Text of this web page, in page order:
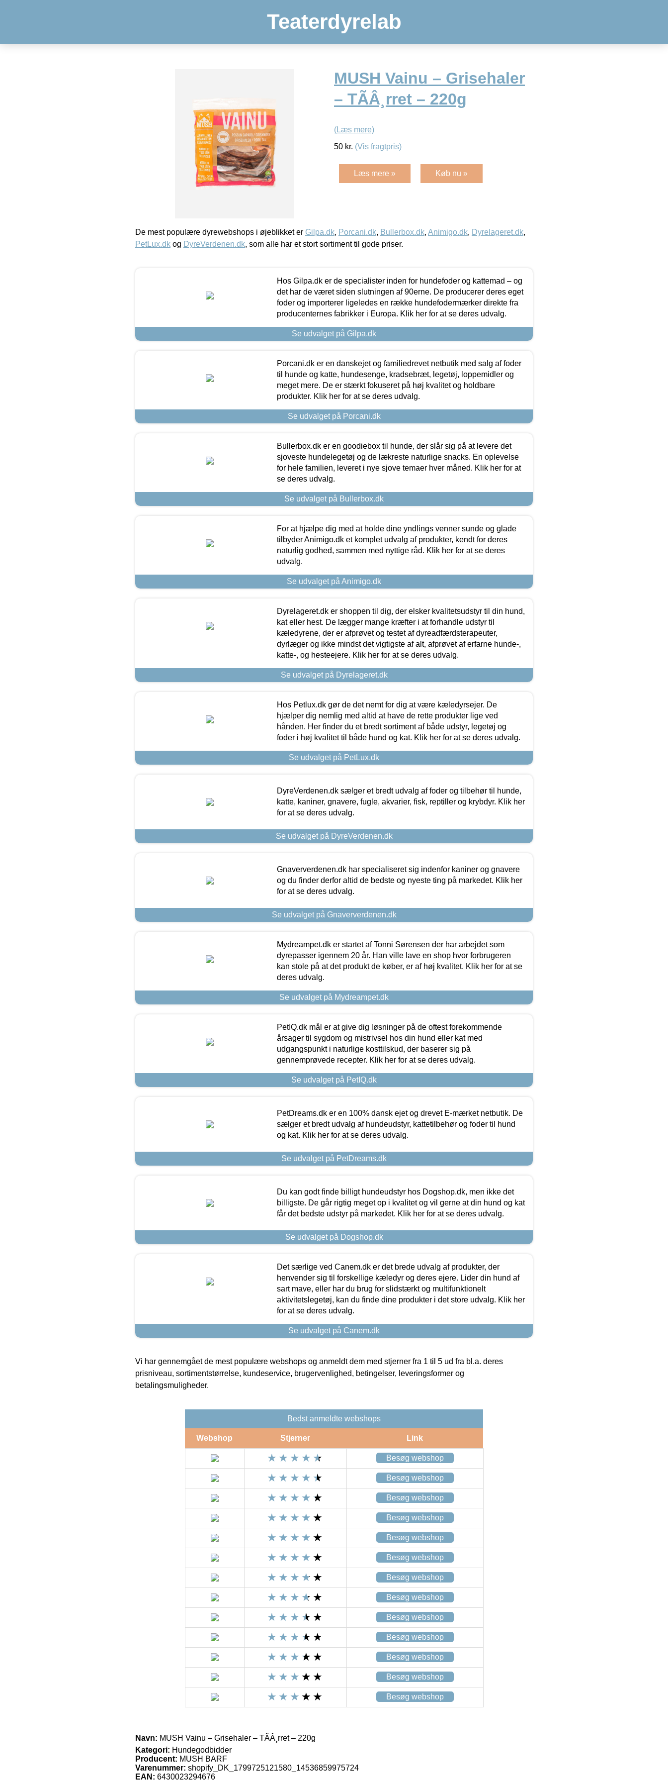
Teaterdyrelab
MUSH Vainu – Grisehaler
– TÃÂ¸rret – 220g
(Læs mere)
50 kr. (Vis fragtpris)
Læs mere » Køb nu »
De mest populære dyrewebshops i øjeblikket er Gilpa.dk, Porcani.dk, Bullerbox.dk, Animigo.dk, Dyrelageret.dk,
PetLux.dk og DyreVerdenen.dk, som alle har et stort sortiment til gode priser.
Hos Gilpa.dk er de specialister inden for hundefoder og kattemad – og
det har de været siden slutningen af 90erne. De producerer deres eget
foder og importerer ligeledes en række hundefodermærker direkte fra
producenternes fabrikker i Europa. Klik her for at se deres udvalg.
Se udvalget på Gilpa.dk
Porcani.dk er en danskejet og familiedrevet netbutik med salg af foder
til hunde og katte, hundesenge, kradsebræt, legetøj, loppemidler og
meget mere. De er stærkt fokuseret på høj kvalitet og holdbare
produkter. Klik her for at se deres udvalg.
Se udvalget på Porcani.dk
Bullerbox.dk er en goodiebox til hunde, der slår sig på at levere det
sjoveste hundelegetøj og de lækreste naturlige snacks. En oplevelse
for hele familien, leveret i nye sjove temaer hver måned. Klik her for at
se deres udvalg.
Se udvalget på Bullerbox.dk
For at hjælpe dig med at holde dine yndlings venner sunde og glade
tilbyder Animigo.dk et komplet udvalg af produkter, kendt for deres
naturlig godhed, sammen med nyttige råd. Klik her for at se deres
udvalg.
Se udvalget på Animigo.dk
Dyrelageret.dk er shoppen til dig, der elsker kvalitetsudstyr til din hund,
kat eller hest. De lægger mange kræfter i at forhandle udstyr til
kæledyrene, der er afprøvet og testet af dyreadfærdsterapeuter,
dyrlæger og ikke mindst det vigtigste af alt, afprøvet af erfarne hunde-,
katte-, og hesteejere. Klik her for at se deres udvalg.
Se udvalget på Dyrelageret.dk
Hos Petlux.dk gør de det nemt for dig at være kæledyrsejer. De
hjælper dig nemlig med altid at have de rette produkter lige ved
hånden. Her finder du et bredt sortiment af både udstyr, legetøj og
foder i høj kvalitet til både hund og kat. Klik her for at se deres udvalg.
Se udvalget på PetLux.dk
DyreVerdenen.dk sælger et bredt udvalg af foder og tilbehør til hunde,
katte, kaniner, gnavere, fugle, akvarier, fisk, reptiller og krybdyr. Klik her
for at se deres udvalg.
Se udvalget på DyreVerdenen.dk
Gnaververdenen.dk har specialiseret sig indenfor kaniner og gnavere
og du finder derfor altid de bedste og nyeste ting på markedet. Klik her
for at se deres udvalg.
Se udvalget på Gnaververdenen.dk
Mydreampet.dk er startet af Tonni Sørensen der har arbejdet som
dyrepasser igennem 20 år. Han ville lave en shop hvor forbrugeren
kan stole på at det produkt de køber, er af høj kvalitet. Klik her for at se
deres udvalg.
Se udvalget på Mydreampet.dk
PetIQ.dk mål er at give dig løsninger på de oftest forekommende
årsager til sygdom og mistrivsel hos din hund eller kat med
udgangspunkt i naturlige kosttilskud, der baserer sig på
gennemprøvede recepter. Klik her for at se deres udvalg.
Se udvalget på PetIQ.dk
PetDreams.dk er en 100% dansk ejet og drevet E-mærket netbutik. De
sælger et bredt udvalg af hundeudstyr, kattetilbehør og foder til hund
og kat. Klik her for at se deres udvalg.
Se udvalget på PetDreams.dk
Du kan godt finde billigt hundeudstyr hos Dogshop.dk, men ikke det
billigste. De går rigtig meget op i kvalitet og vil gerne at din hund og kat
får det bedste udstyr på markedet. Klik her for at se deres udvalg.
Se udvalget på Dogshop.dk
Det særlige ved Canem.dk er det brede udvalg af produkter, der
henvender sig til forskellige kæledyr og deres ejere. Lider din hund af
sart mave, eller har du brug for slidstærkt og multifunktionelt
aktivitetslegetøj, kan du finde dine produkter i det store udvalg. Klik her
for at se deres udvalg.
Se udvalget på Canem.dk
Vi har gennemgået de mest populære webshops og anmeldt dem med stjerner fra 1 til 5 ud fra bl.a. deres
prisniveau, sortimentstørrelse, kundeservice, brugervenlighed, betingelser, leveringsformer og
betalingsmuligheder.
Bedst anmeldte webshops
Webshop Stjerner Link
Besøg webshop
Besøg webshop
Besøg webshop
Besøg webshop
Besøg webshop
Besøg webshop
Besøg webshop
Besøg webshop
Besøg webshop
Besøg webshop
Besøg webshop
Besøg webshop
Besøg webshop
Navn: MUSH Vainu – Grisehaler – TÃÂ¸rret – 220g
Kategori: Hundegodbidder
Producent: MUSH BARF
Varenummer: shopify_DK_1799725121580_14536859975724
EAN: 6430023294676